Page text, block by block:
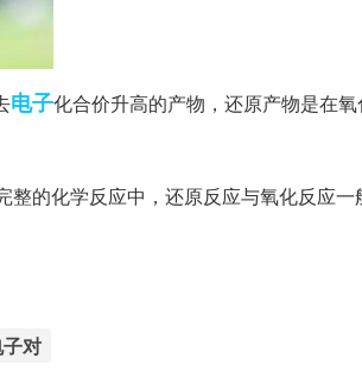
电子化合价升高的产物，还原产物是在
整的化学反应中，还原反应与氧化反应一
对